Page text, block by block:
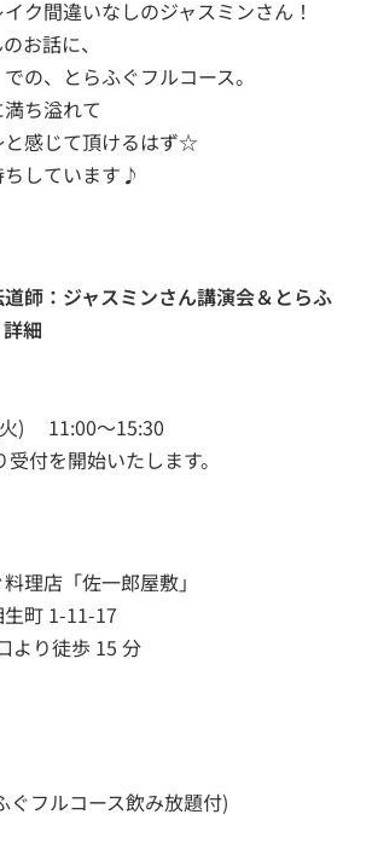
ク間違いなしのジャスミンさん！
お話に、
での、とらふぐフルコース。
ち溢れて
と感じて頂けるはず☆
しています♪
道師：ジャスミンさん講演会＆とらふ
細
) 11:00〜15:30
付を開始いたします。
理店「佐一郎屋敷」
町 1-11-17
より徒歩 15 分
ぐフルコース飲み放題付)